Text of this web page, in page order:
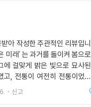
기를 기른다.
을 ‘딥 씽킹’이라는 하나의 사
내는 대신 방향을 설정하고
지다. 걱정을 부정하거나 억
게 따라가는 딥 씽킹은 인공지
주는 가장 실용적인 철학 안내
아 작성한 주관적인 리뷰입니
미래' 는 과거를 돌이켜 봄으로
에 걸맞게 밝은 빛으로 묘사된
고, 전통이 여전히 전통이었으
지 오래 고민할 필요가 없었던,
신고